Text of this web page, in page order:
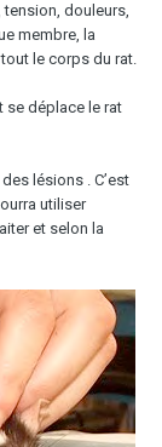
douleurs,
membre, la
le corps du rat.
se déplace le rat
lésions . C’est
utiliser
et selon la